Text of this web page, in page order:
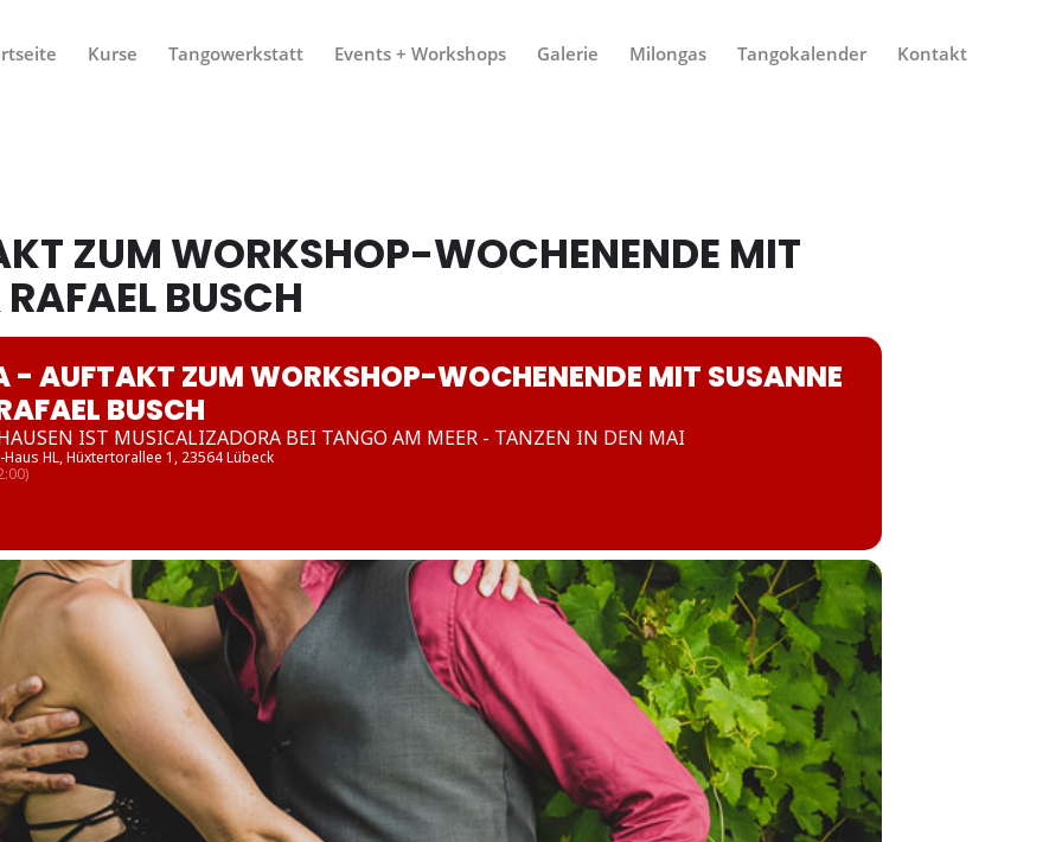
Kurse Tangowerkstatt Events + Workshops Galerie Milongas Tangokalender Kontakt
ZUM WORKSHOP-WOCHENENDE MIT
BUSCH
- AUFTAKT ZUM WORKSHOP-WOCHENENDE MIT SUSANNE
BUSCH
IST MUSICALIZADORA BEI TANGO AM MEER - TANZEN IN DEN MAI
HL, Hüxtertorallee 1, 23564 Lübeck